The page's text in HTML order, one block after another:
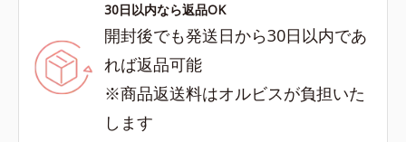
30日以内なら返品OK
開封後でも発送日から30日以内であ
れば返品可能
※商品返送料はオルビスが負担いた
します